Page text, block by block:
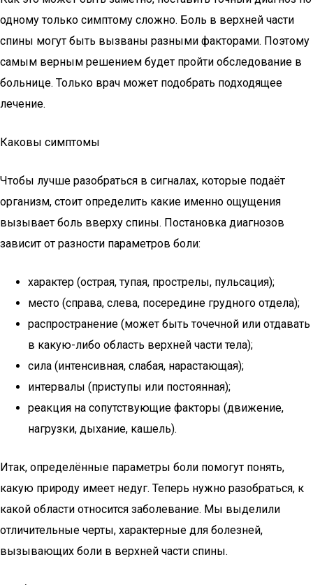
одному только симптому сложно. Боль в верхней части
спины могут быть вызваны разными факторами. Поэтому
самым верным решением будет пройти обследование в
больнице. Только врач может подобрать подходящее
лечение.
Каковы симптомы
Чтобы лучше разобраться в сигналах, которые подаёт
организм, стоит определить какие именно ощущения
вызывает боль вверху спины. Постановка диагнозов
зависит от разности параметров боли:
характер (острая, тупая, прострелы, пульсация);
место (справа, слева, посередине грудного отдела);
распространение (может быть точечной или отдавать
в какую-либо область верхней части тела);
сила (интенсивная, слабая, нарастающая);
интервалы (приступы или постоянная);
реакция на сопутствующие факторы (движение,
нагрузки, дыхание, кашель).
Итак, определённые параметры боли помогут понять,
какую природу имеет недуг. Теперь нужно разобраться, к
какой области относится заболевание. Мы выделили
отличительные черты, характерные для болезней,
вызывающих боли в верхней части спины.